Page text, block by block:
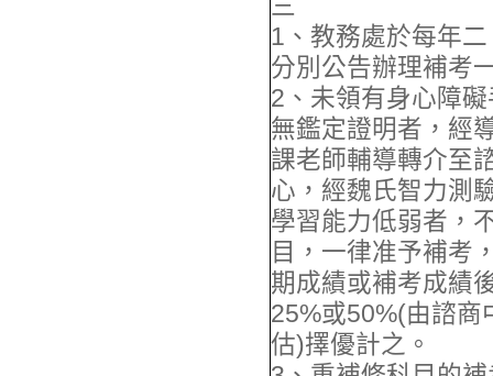
1、教務處於每年
分別公告辦理補考
2、未領有身心障
無鑑定證明者，經
課老師輔導轉介至
心，經魏氏智力測
學習能力低弱者，
目，一律准予補考
期成績或補考成績
25%或50%(由諮商
估)擇優計之。